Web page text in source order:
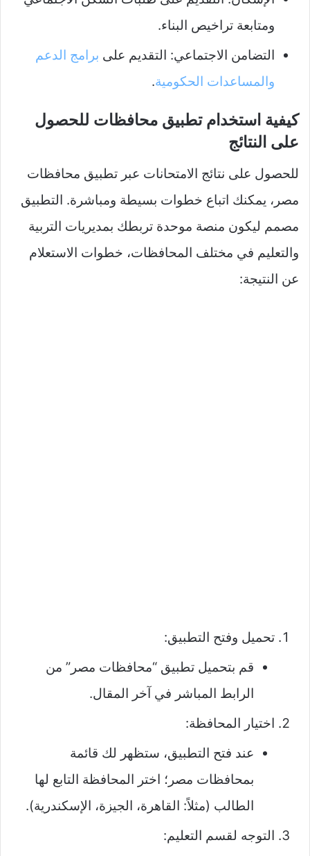
ومتابعة تراخيص البناء.
التضامن الاجتماعي: التقديم على برامج الدعم
والمساعدات الحكومية.
كيفية استخدام تطبيق محافظات للحصول
على النتائج
للحصول على نتائج الامتحانات عبر تطبيق محافظات
مصر، يمكنك اتباع خطوات بسيطة ومباشرة. التطبيق
مصمم ليكون منصة موحدة تربطك بمديريات التربية
والتعليم في مختلف المحافظات، خطوات الاستعلام
عن النتيجة:
تحميل وفتح التطبيق:
قم بتحميل تطبيق “محافظات مصر” من
الرابط المباشر في آخر المقال.
اختيار المحافظة:
عند فتح التطبيق، ستظهر لك قائمة
بمحافظات مصر؛ اختر المحافظة التابع لها
الطالب (مثلاً: القاهرة، الجيزة، الإسكندرية).
التوجه لقسم التعليم: